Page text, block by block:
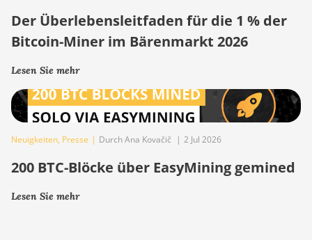
Der Überlebensleitfaden für die 1 % der
Bitcoin-Miner im Bärenmarkt 2026
Lesen Sie mehr
Neuigkeiten, Presse | Durch Ana Kovačič | 2 Jul 2026
200 BTC-Blöcke über EasyMining gemined
Lesen Sie mehr